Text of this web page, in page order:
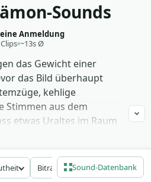
Sounds
Anmeldung
~13s Ø
das Gewicht einer
das Bild überhaupt
kehlige
Stimmen aus dem
etwas Uraltes im Raum
Tür öffnet und nichts
Genau dort
über billig oder
Bitrate Sound-Datenbank